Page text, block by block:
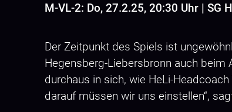
M-VL-2: Do, 27.2.25, 20:30 Uhr |
Der Zeitpunkt des Spiels ist
Hegensberg-Liebersbronn auch
durchaus in sich, wie HeLi-
darauf müssen wir uns einstellen“,